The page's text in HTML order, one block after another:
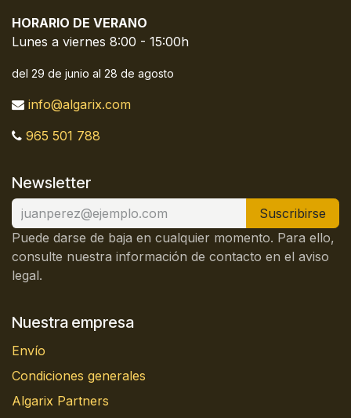
HORARIO DE VERANO
Lunes a viernes 8:00 - 15:00h
del 29 de junio al 28 de agosto
info@algarix.com
965 501 788
Newsletter
Suscribirse
Puede darse de baja en cualquier momento. Para ello,
consulte nuestra información de contacto en el aviso
legal.
Nuestra empresa
Envío
Condiciones generales
Algarix Partners